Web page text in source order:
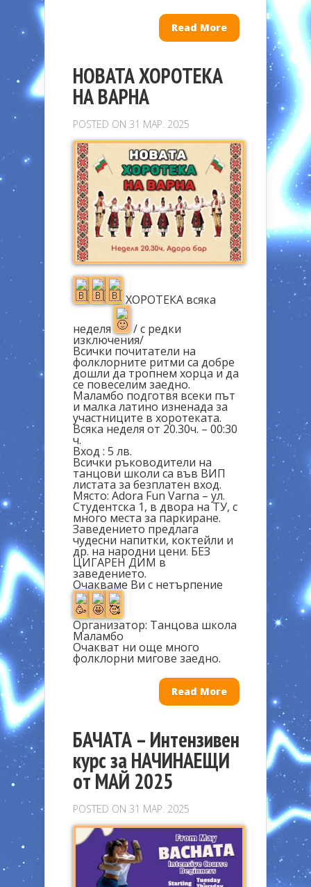
Read More
НОВАТА ХОРОТЕКА
НА ВАРНА
POSTED ON 31 МАР. 2025
ХОРОТЕКА всяка
неделя
/ с редки
изключения/
Всички почитатели на
фолклорните ритми са добре
дошли да тропнем хорца и да
се повеселим заедно.
Маламбо подготвя всеки път
и малка латино изненада за
участниците в хоротеката.
Всяка неделя от 20.30ч. – 00:30
ч.
Вход : 5 лв.
Всички ръководители на
танцови школи са във ВИП
листата за безплатен вход.
Място: Adora Fun Varna – ул.
Студентска 1, в двора на ТУ, с
много места за паркиране.
Заведението предлага
чудесни напитки, коктейли и
др. на народни цени. БЕЗ
ЦИГАРЕН ДИМ в
заведението.
Очакваме Ви с нетърпение
Организатор: Танцова школа
Маламбо
Очакват ни още много
фолклорни мигове заедно.
Read More
БАЧАТА – Интензивен
курс за НАЧИНАЕЩИ
от МАЙ 2025
POSTED ON 31 МАР. 2025